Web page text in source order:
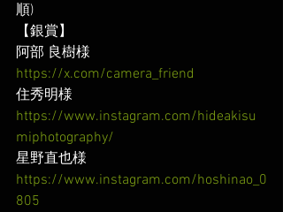
順)
【銀賞】
阿部 良樹様
https://x.com/camera_friend
住秀明様
https://www.instagram.com/hideakisu
miphotography/
星野直也様
https://www.instagram.com/hoshinao_0
805